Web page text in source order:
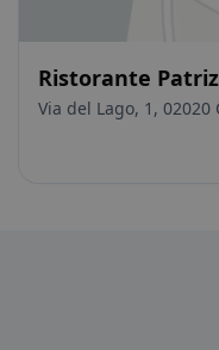
Ristorante
Via del Lago, 1,